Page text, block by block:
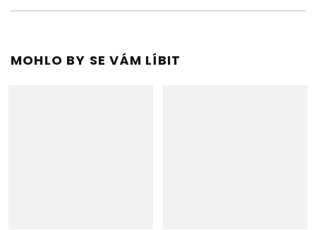
MOHLO BY SE VÁM LÍBIT